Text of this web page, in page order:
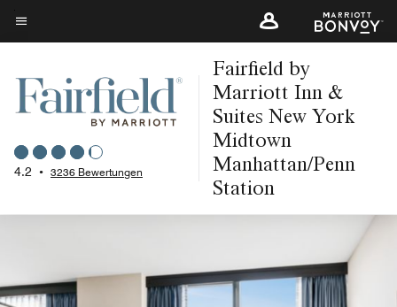
Skip
to
content
Menütext
4.2 • 3236 Bewertungen
Fairfield by
Marriott Inn &
Suites New York
Midtown
Manhattan/Penn
Station